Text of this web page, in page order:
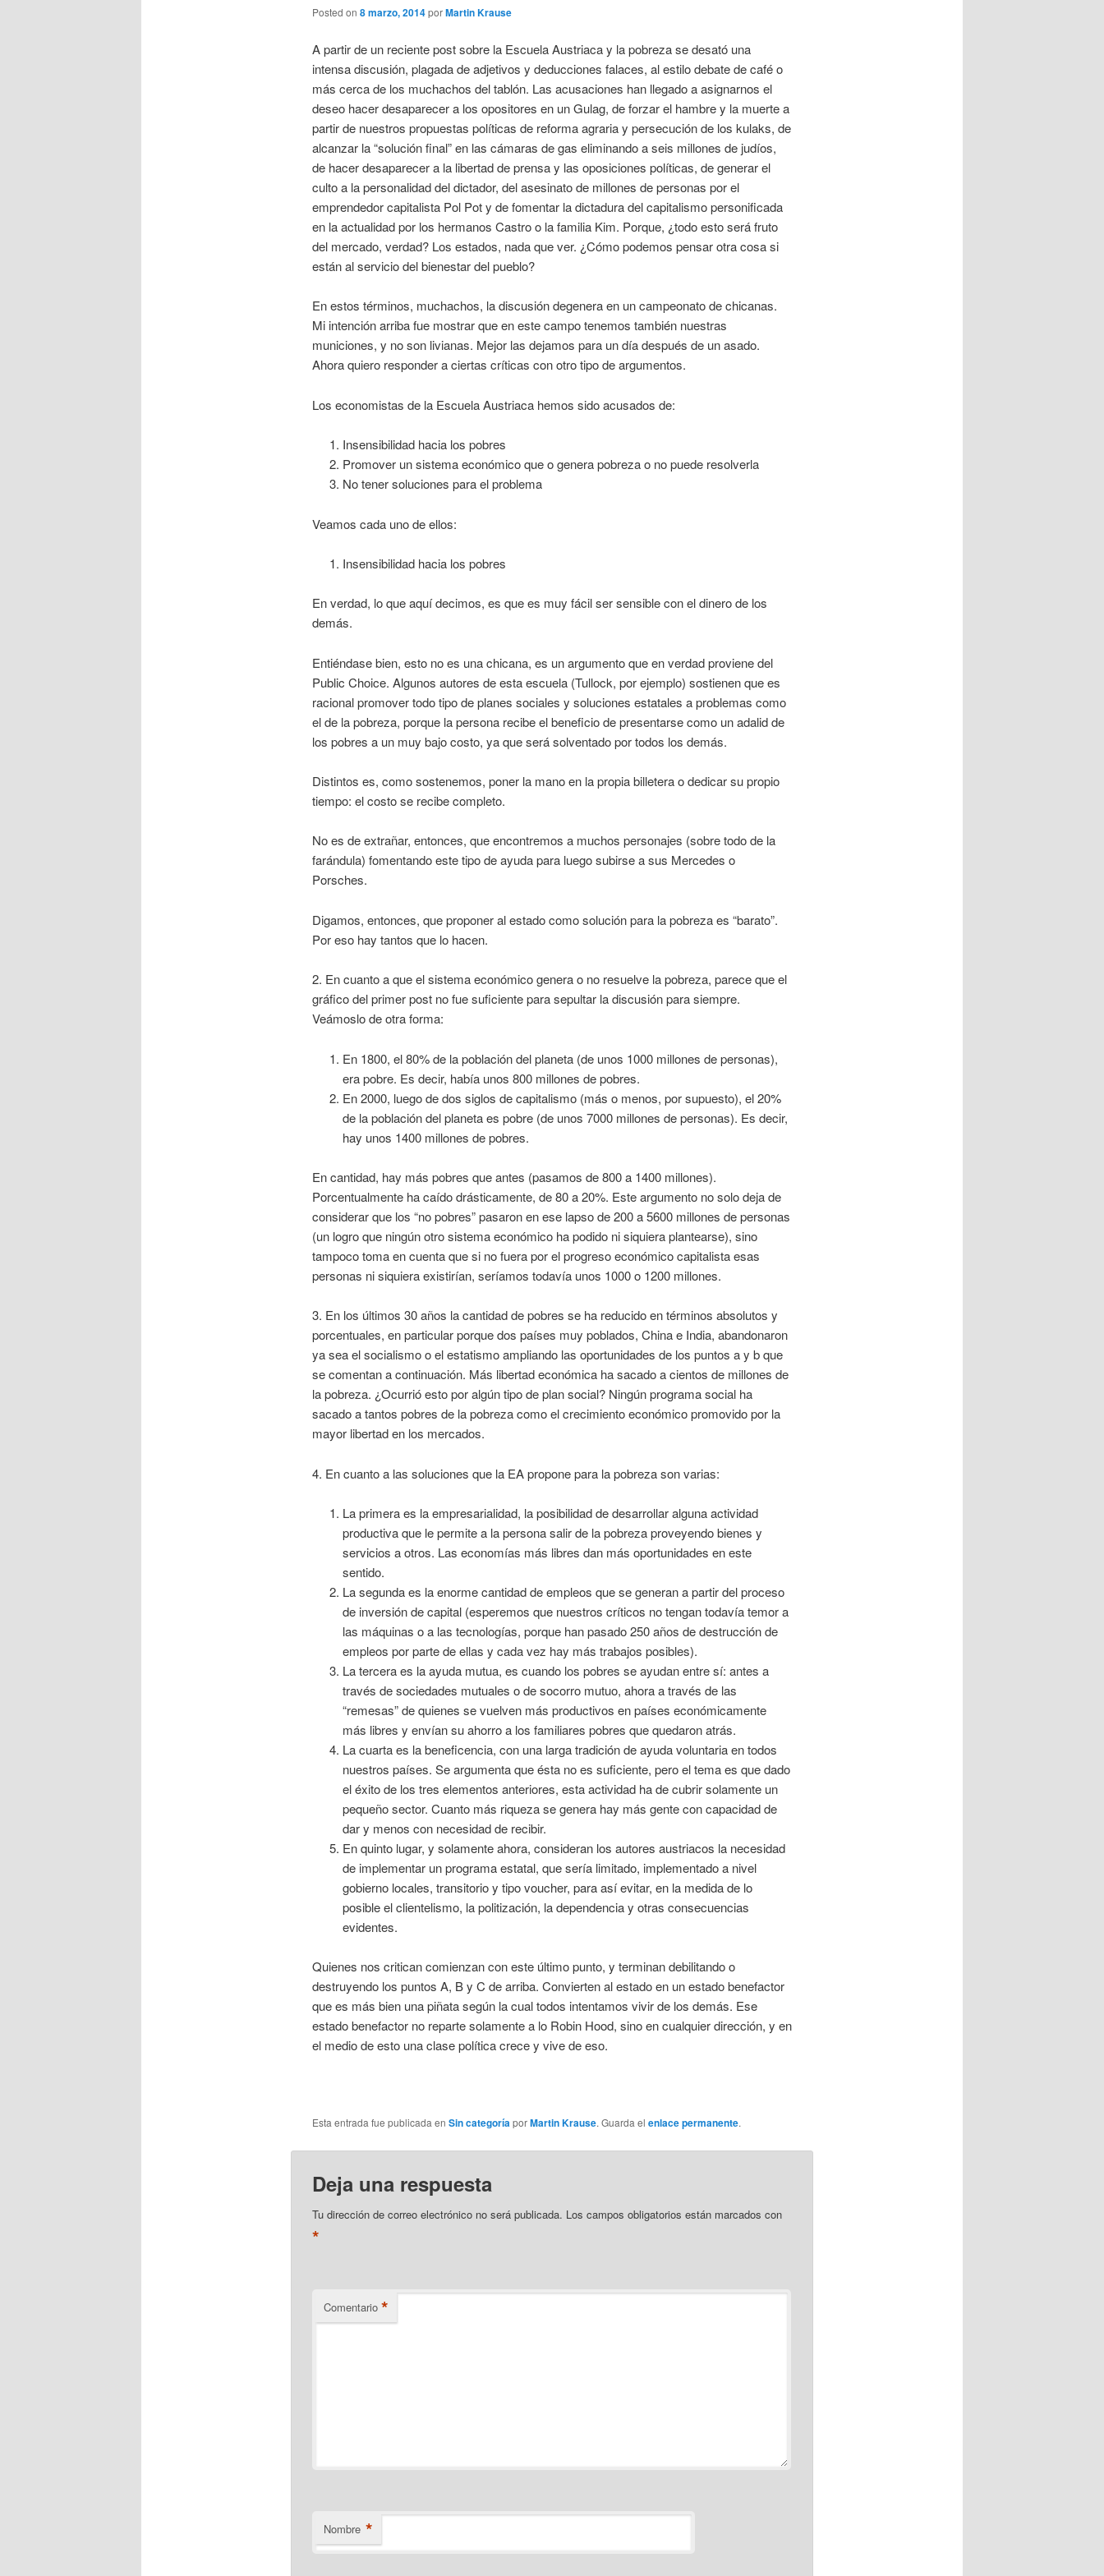
Posted on 8 marzo, 2014porMartin Krause
A partir de un reciente post sobre la Escuela Austriaca y la pobreza se desató una
intensa discusión, plagada de adjetivos y deducciones falaces, al estilo debate de café o
más cerca de los muchachos del tablón. Las acusaciones han llegado a asignarnos el
deseo hacer desaparecer a los opositores en un Gulag, de forzar el hambre y la muerte a
partir de nuestros propuestas políticas de reforma agraria y persecución de los kulaks, de
alcanzar la “solución final” en las cámaras de gas eliminando a seis millones de judíos,
de hacer desaparecer a la libertad de prensa y las oposiciones políticas, de generar el
culto a la personalidad del dictador, del asesinato de millones de personas por el
emprendedor capitalista Pol Pot y de fomentar la dictadura del capitalismo personificada
en la actualidad por los hermanos Castro o la familia Kim. Porque, ¿todo esto será fruto
del mercado, verdad? Los estados, nada que ver. ¿Cómo podemos pensar otra cosa si
están al servicio del bienestar del pueblo?
En estos términos, muchachos, la discusión degenera en un campeonato de chicanas.
Mi intención arriba fue mostrar que en este campo tenemos también nuestras
municiones, y no son livianas. Mejor las dejamos para un día después de un asado.
Ahora quiero responder a ciertas críticas con otro tipo de argumentos.
Los economistas de la Escuela Austriaca hemos sido acusados de:
Insensibilidad hacia los pobres
Promover un sistema económico que o genera pobreza o no puede resolverla
No tener soluciones para el problema
Veamos cada uno de ellos:
Insensibilidad hacia los pobres
En verdad, lo que aquí decimos, es que es muy fácil ser sensible con el dinero de los
demás.
Entiéndase bien, esto no es una chicana, es un argumento que en verdad proviene del
Public Choice. Algunos autores de esta escuela (Tullock, por ejemplo) sostienen que es
racional promover todo tipo de planes sociales y soluciones estatales a problemas como
el de la pobreza, porque la persona recibe el beneficio de presentarse como un adalid de
los pobres a un muy bajo costo, ya que será solventado por todos los demás.
Distintos es, como sostenemos, poner la mano en la propia billetera o dedicar su propio
tiempo: el costo se recibe completo.
No es de extrañar, entonces, que encontremos a muchos personajes (sobre todo de la
farándula) fomentando este tipo de ayuda para luego subirse a sus Mercedes o
Porsches.
Digamos, entonces, que proponer al estado como solución para la pobreza es “barato”.
Por eso hay tantos que lo hacen.
2. En cuanto a que el sistema económico genera o no resuelve la pobreza, parece que el
gráfico del primer post no fue suficiente para sepultar la discusión para siempre.
Veámoslo de otra forma:
En 1800, el 80% de la población del planeta (de unos 1000 millones de personas),
era pobre. Es decir, había unos 800 millones de pobres.
En 2000, luego de dos siglos de capitalismo (más o menos, por supuesto), el 20%
de la población del planeta es pobre (de unos 7000 millones de personas). Es decir,
hay unos 1400 millones de pobres.
En cantidad, hay más pobres que antes (pasamos de 800 a 1400 millones).
Porcentualmente ha caído drásticamente, de 80 a 20%. Este argumento no solo deja de
considerar que los “no pobres” pasaron en ese lapso de 200 a 5600 millones de personas
(un logro que ningún otro sistema económico ha podido ni siquiera plantearse), sino
tampoco toma en cuenta que si no fuera por el progreso económico capitalista esas
personas ni siquiera existirían, seríamos todavía unos 1000 o 1200 millones.
3. En los últimos 30 años la cantidad de pobres se ha reducido en términos absolutos y
porcentuales, en particular porque dos países muy poblados, China e India, abandonaron
ya sea el socialismo o el estatismo ampliando las oportunidades de los puntos a y b que
se comentan a continuación. Más libertad económica ha sacado a cientos de millones de
la pobreza. ¿Ocurrió esto por algún tipo de plan social? Ningún programa social ha
sacado a tantos pobres de la pobreza como el crecimiento económico promovido por la
mayor libertad en los mercados.
4. En cuanto a las soluciones que la EA propone para la pobreza son varias:
La primera es la empresarialidad, la posibilidad de desarrollar alguna actividad
productiva que le permite a la persona salir de la pobreza proveyendo bienes y
servicios a otros. Las economías más libres dan más oportunidades en este
sentido.
La segunda es la enorme cantidad de empleos que se generan a partir del proceso
de inversión de capital (esperemos que nuestros críticos no tengan todavía temor a
las máquinas o a las tecnologías, porque han pasado 250 años de destrucción de
empleos por parte de ellas y cada vez hay más trabajos posibles).
La tercera es la ayuda mutua, es cuando los pobres se ayudan entre sí: antes a
través de sociedades mutuales o de socorro mutuo, ahora a través de las
“remesas” de quienes se vuelven más productivos en países económicamente
más libres y envían su ahorro a los familiares pobres que quedaron atrás.
La cuarta es la beneficencia, con una larga tradición de ayuda voluntaria en todos
nuestros países. Se argumenta que ésta no es suficiente, pero el tema es que dado
el éxito de los tres elementos anteriores, esta actividad ha de cubrir solamente un
pequeño sector. Cuanto más riqueza se genera hay más gente con capacidad de
dar y menos con necesidad de recibir.
En quinto lugar, y solamente ahora, consideran los autores austriacos la necesidad
de implementar un programa estatal, que sería limitado, implementado a nivel
gobierno locales, transitorio y tipo voucher, para así evitar, en la medida de lo
posible el clientelismo, la politización, la dependencia y otras consecuencias
evidentes.
Quienes nos critican comienzan con este último punto, y terminan debilitando o
destruyendo los puntos A, B y C de arriba. Convierten al estado en un estado benefactor
que es más bien una piñata según la cual todos intentamos vivir de los demás. Ese
estado benefactor no reparte solamente a lo Robin Hood, sino en cualquier dirección, y en
el medio de esto una clase política crece y vive de eso.
Esta entrada fue publicada en Sin categoríaporMartin Krause. Guarda el enlace permanente.
Deja una respuesta
Tu dirección de correo electrónico no será publicada. Los campos obligatorios están marcados con
*
Comentario *
Nombre *